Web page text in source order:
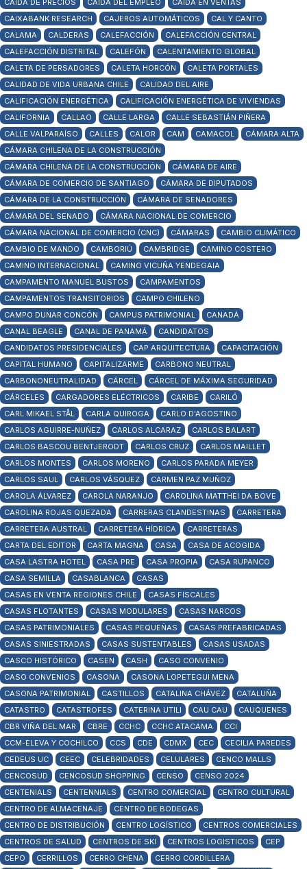
CAÍDA DE PRECIOS CAÍDA DEL EMPLEO
CAÍDA EN VENTAS
CAIXABANK RESEARCH
CAJEROS AUTOMÁTICOS
CAL Y CANTO
CALAMA
CALDERAS CALEFACCIÓN
CALEFACCIÓN CENTRAL
CALEFACCIÓN DISTRITAL
CALEFÓN
CALENTAMIENTO GLOBAL
CALETA DE PERSADORES
CALETA HORCÓN
CALETA PORTALES
CALIDAD DE VIDA URBANA CHILE
CALIDAD DEL AIRE
CALIFICACIÓN ENERGÉTICA
CALIFICACIÓN ENERGÉTICA DE VIVIENDAS
CALIFORNIA
CALLAO CALLE LARGA
CALLE SEBASTIÁN PIÑERA
CALLE VALPARAÍSO
CALLES CALOR CAM CAMACOL
CÁMARA ALTA
CÁMARA CHILENA DE LA CONSTRUCCIÓN
CÁMARA CHILENA DE LA CONSTRUCCIÓN
CÁMARA DE AIRE
CÁMARA DE COMERCIO DE SANTIAGO
CÁMARA DE DIPUTADOS
CÁMARA DE LA CONSTRUCCIÓN
CÁMARA DE SENADORES
CÁMARA DEL SENADO
CÁMARA NACIONAL DE COMERCIO
CÁMARA NACIONAL DE COMERCIO (CNC)
CÁMARAS
CAMBIO CLIMÁTICO
CAMBIO DE MANDO
CAMBORIÚ CAMBRIDGE
CAMINO COSTERO
CAMINO INTERNACIONAL
CAMINO VICUÑA YENDEGAIA
CAMPAMENTO MANUEL BUSTOS
CAMPAMENTOS
CAMPAMENTOS TRANSITORIOS
CAMPO CHILENO
CAMPO DUNAR CONCÓN
CAMPUS PATRIMONIAL
CANADÁ
CANAL BEAGLE
CANAL DE PANAMÁ
CANDIDATOS
CANDIDATOS PRESIDENCIALES
CAP ARQUITECTURA
CAPACITACIÓN
CAPITAL HUMANO
CAPITALIZARME
CARBONO NEUTRAL
CARBONONEUTRALIDAD
CÁRCEL
CÁRCEL DE MÁXIMA SEGURIDAD
CÁRCELES
CARGADORES ELÉCTRICOS CARIBE
CARILÓ
CARL MIKAEL STÅL
CARLA QUIROGA
CARLO D'AGOSTINO
CARLOS AGUIRRE-NUÑEZ
CARLOS ALCARAZ
CARLOS BALART
CARLOS BASCOU BENTJERODT
CARLOS CRUZ
CARLOS MAILLET
CARLOS MONTES
CARLOS MORENO
CARLOS PARADA MEYER
CARLOS SAUL
CARLOS VÁSQUEZ
CARMEN PAZ MUÑOZ
CAROLA ÁLVAREZ
CAROLA NARANJO
CAROLINA MATTHEI DA BOVE
CAROLINA ROJAS QUEZADA
CARRERAS CLANDESTINAS
CARRETERA
CARRETERA AUSTRAL
CARRETERA HÍDRICA
CARRETERAS
CARTA DEL EDITOR
CARTA MAGNA CASA
CASA DE ACOGIDA
CASA LASTRA HOTEL
CASA PRE CASA PROPIA
CASA RUPANCO
CASA SEMILLA
CASABLANCA
CASAS
CASAS EN VENTA REGIONES CHILE
CASAS FISCALES
CASAS FLOTANTES
CASAS MODULARES
CASAS NARCOS
CASAS PATRIMONIALES
CASAS PEQUEÑAS
CASAS PREFABRICADAS
CASAS SINIESTRADAS
CASAS SUSTENTABLES
CASAS USADAS
CASCO HISTÓRICO
CASEN CASH
CASO CONVENIO
CASO CONVENIOS
CASONA
CASONA LOPETEGUI MENA
CASONA PATRIMONIAL
CASTILLOS CATALINA CHÁVEZ
CATALUÑA
CATASTRO
CATASTROFES CATERINA UTILI CAU CAU
CAUQUENES
CBR VIÑA DEL MAR
CBRE CCHC CCHC ATACAMA
CCI
CCM-ELEVA Y COCHILCO
CCS CDE CDMX CEC
CECILIA PAREDES
CEDEUS UC
CEEC CELEBRIDADES CELULARES
CENCO MALLS
CENCOSUD
CENCOSUD SHOPPING CENSO
CENSO 2024
CENTENIALS
CENTENNIALS CENTRO COMERCIAL
CENTRO CULTURAL
CENTRO DE ALMACENAJE
CENTRO DE BODEGAS
CENTRO DE DISTRIBUCIÓN
CENTRO LOGÍSTICO
CENTROS COMERCIALES
CENTROS DE SALUD
CENTROS DE SKI CENTROS LOGISTICOS
CEP
CEPO
CERRILLOS CERRO CHENA
CERRO CORDILLERA